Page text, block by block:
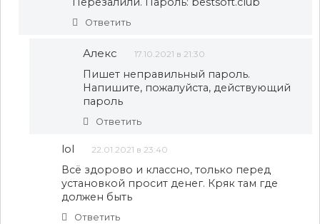
Ответить
Алекс 17.10.2021 в 21:30
Пишет неправильный пароль.
Напишите, пожалуйста, действующий
пароль
Ответить
lol 22.01.2021 в 23:40
Всё здорово и классно, только перед
установкой просит денег. Кряк там где
должен быть
Ответить